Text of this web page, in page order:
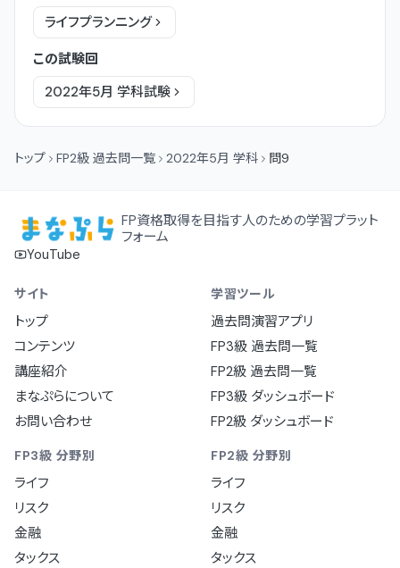
ライフプランニング
この試験回
2022年5月 学科試験
トップ FP2級 過去問一覧 2022年5月 学科 問9
FP資格取得を目指す人のための学習プラット
フォーム
YouTube
サイト
トップ
コンテンツ
講座紹介
まなぷらについて
お問い合わせ
学習ツール
過去問演習アプリ
FP3級 過去問一覧
FP2級 過去問一覧
FP3級 ダッシュボード
FP2級 ダッシュボード
FP3級 分野別
ライフ
リスク
金融
タックス
FP2級 分野別
ライフ
リスク
金融
タックス